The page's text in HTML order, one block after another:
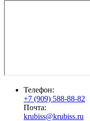
Телефон:
+7 (909) 588-88-82
Почта:
krubiss@krubiss.ru